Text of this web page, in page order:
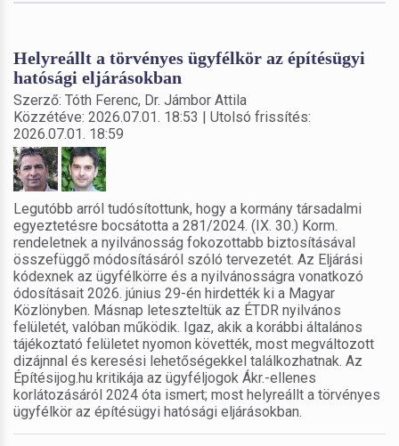
Helyreállt a törvényes ügyfélkör az építésügyi
hatósági eljárásokban
Szerző: Tóth Ferenc, Dr. Jámbor Attila
Közzétéve: 2026.07.01. 18:53 | Utolsó frissítés:
2026.07.01. 18:59
Legutóbb arról tudósítottunk, hogy a kormány társadalmi
egyeztetésre bocsátotta a 281/2024. (IX. 30.) Korm.
rendeletnek a nyilvánosság fokozottabb biztosításával
összefüggő módosításáról szóló tervezetét. Az Eljárási
kódexnek az ügyfélkörre és a nyilvánosságra vonatkozó
ódosításait 2026. június 29-én hirdették ki a Magyar
Közlönyben. Másnap leteszteltük az ÉTDR nyilvános
felületét, valóban működik. Igaz, akik a korábbi általános
tájékoztató felületet nyomon követték, most megváltozott
dizájnnal és keresési lehetőségekkel találkozhatnak. Az
Építésijog.hu kritikája az ügyféljogok Ákr.-ellenes
korlátozásáról 2024 óta ismert; most helyreállt a törvényes
ügyfélkör az építésügyi hatósági eljárásokban.